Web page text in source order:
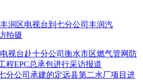
润区电视台到七分公司丰润汽
拍摄
视台赴十分公司衡水市区燃气管网防
程EPC总承包进行采访报道
分公司承建的定远县第二水厂项目进